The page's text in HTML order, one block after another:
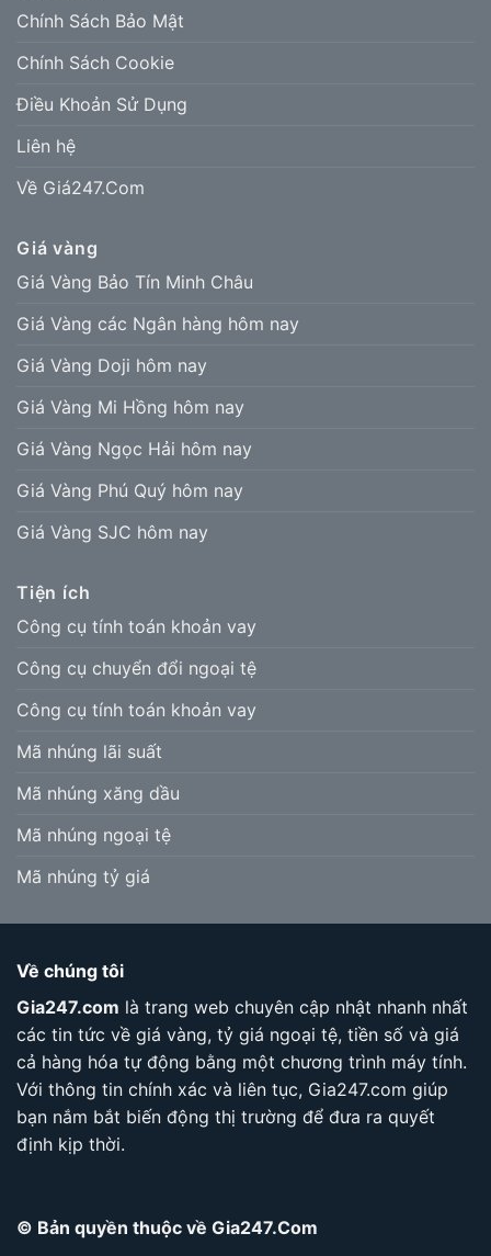
Chính Sách Bảo Mật
Chính Sách Cookie
Điều Khoản Sử Dụng
Liên hệ
Về Giá247.Com
Giá vàng
Giá Vàng Bảo Tín Minh Châu
Giá Vàng các Ngân hàng hôm nay
Giá Vàng Doji hôm nay
Giá Vàng Mi Hồng hôm nay
Giá Vàng Ngọc Hải hôm nay
Giá Vàng Phú Quý hôm nay
Giá Vàng SJC hôm nay
Tiện ích
Công cụ tính toán khoản vay
Công cụ chuyển đổi ngoại tệ
Công cụ tính toán khoản vay
Mã nhúng lãi suất
Mã nhúng xăng dầu
Mã nhúng ngoại tệ
Mã nhúng tỷ giá
Về chúng tôi
Gia247.com là trang web chuyên cập nhật nhanh nhất
các tin tức về giá vàng, tỷ giá ngoại tệ, tiền số và giá
cả hàng hóa tự động bằng một chương trình máy tính.
Với thông tin chính xác và liên tục, Gia247.com giúp
bạn nắm bắt biến động thị trường để đưa ra quyết
định kịp thời.
© Bản quyền thuộc về Gia247.Com